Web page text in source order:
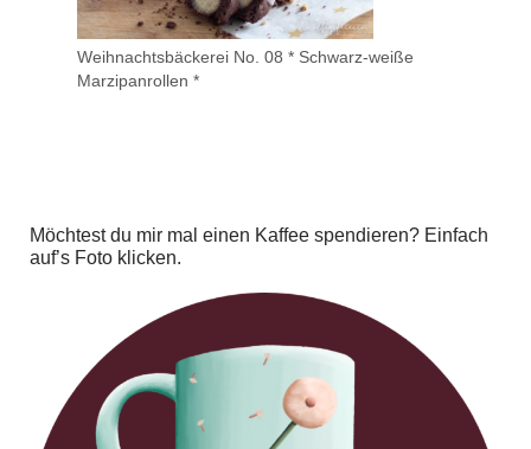
Weihnachtsbäckerei No. 08 * Schwarz-weiße
Marzipanrollen *
Möchtest du mir mal einen Kaffee spendieren? Einfach
auf’s Foto klicken.